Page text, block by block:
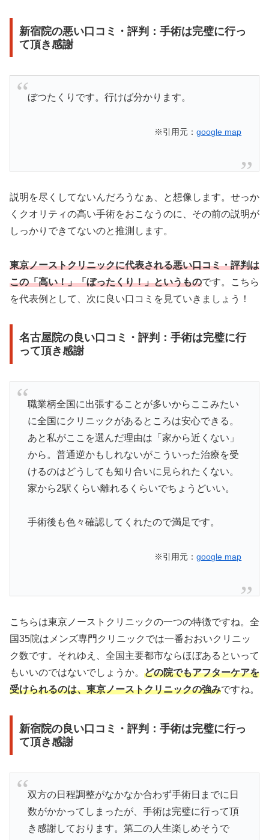
新宿院の悪い口コミ・評判：手術は完璧に行っ
て頂き感謝
ぼつたくりです。行けば分かります。
※引用元：google map
説明を尽くしてないんだろうなぁ、と想像します。せっか
くクオリティの高い手術をおこなうのに、その前の説明が
しっかりできてないのと推測します。
東京ノーストクリニックに代表される悪い口コミ・評判は
この「高い！」「ぼったくり！」というものです。こちら
を代表例として、次に良い口コミを見ていきましょう！
名古屋院の良い口コミ・評判：手術は完璧に行
って頂き感謝
職業柄全国に出張することが多いからここみたい
に全国にクリニックがあるところは安心できる。
あと私がここを選んだ理由は「家から近くない」
から。普通逆かもしれないがこういった治療を受
けるのはどうしても知り合いに見られたくない。
家から2駅くらい離れるくらいでちょうどいい。
手術後も色々確認してくれたので満足です。
※引用元：google map
こちらは東京ノーストクリニックの一つの特徴ですね。全
国35院はメンズ専門クリニックでは一番おおいクリニッ
ク数です。それゆえ、全国主要都市ならほぼあるといって
もいいのではないでしょうか。 どの院でもアフターケアを
受けられるのは、東京ノーストクリニックの強みですね。
新宿院の良い口コミ・評判：手術は完璧に行っ
て頂き感謝
双方の日程調整がなかなか合わず手術日までに日
数がかかってしまったが、手術は完璧に行って頂
き感謝しております。第二の人生楽しめそうで